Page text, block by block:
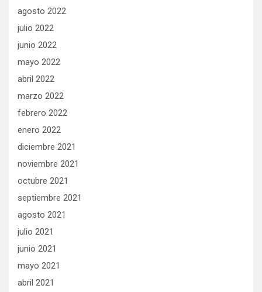
agosto 2022
julio 2022
junio 2022
mayo 2022
abril 2022
marzo 2022
febrero 2022
enero 2022
diciembre 2021
noviembre 2021
octubre 2021
septiembre 2021
agosto 2021
julio 2021
junio 2021
mayo 2021
abril 2021